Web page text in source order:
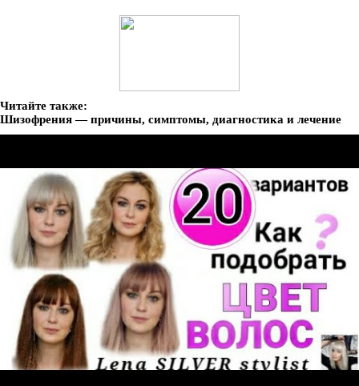
Читайте также:
Шизофрения — причины, симптомы, диагностика и лечение